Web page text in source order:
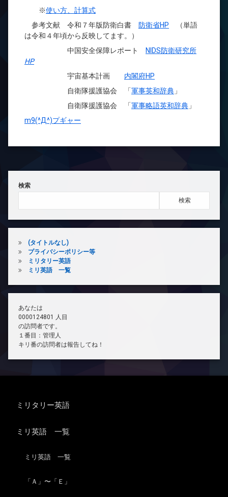
※使い方、計算式
参考文献 令和７年版防衛白書 防衛省HP （単語
は令和４年頃から反映してます。）
中国安全保障レポート
NIDS防衛研究所
HP
宇宙基本計画 内閣府HP
自衛隊援護協会 「軍事英和辞典 」
自衛隊援護協会 「軍事略語英和辞典 」
m9(^Д^)プギャー
検索
検索
(タイトルなし)
プライバシーポリシー等
ミリタリー英語
ミリ英語 一覧
あなたは
0000124801 人目
の訪問者です。
１番目：管理人
キリ番の訪問者は報告してね！
ミリタリー英語
ミリ英語 一覧
ミリ英語 一覧
「Ａ」〜「Ｅ」